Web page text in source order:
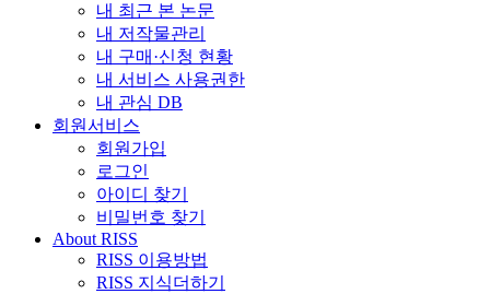
내 최근 본 논문
내 저작물관리
내 구매·신청 현황
내 서비스 사용권한
내 관심 DB
회원서비스
회원가입
로그인
아이디 찾기
비밀번호 찾기
About RISS
RISS 이용방법
RISS 지식더하기